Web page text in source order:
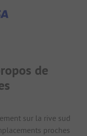
de
sur la rive sud
proches